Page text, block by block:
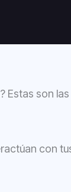
Estas son
con